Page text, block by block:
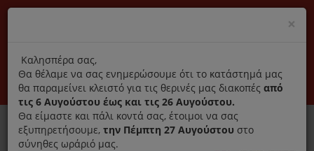
Αποκλειστικά γνήσια ανταλλακτικά
Σύνδεση Εγγραφή Εταιρεία Επικοινωνία
×
title
Καλησπέρα σας,
Θα θέλαμε να σας ενημερώσουμε ότι το κατάστημά μας
θα παραμείνει κλειστό για τις θερινές μας διακοπές από
τις 6 Αυγούστου έως και τις 26 Αυγούστου.
Θα είμαστε και πάλι κοντά σας, έτοιμοι να σας
εξυπηρετήσουμε, την Πέμπτη 27 Αυγούστου στο
σύνηθες ωράριό μας.